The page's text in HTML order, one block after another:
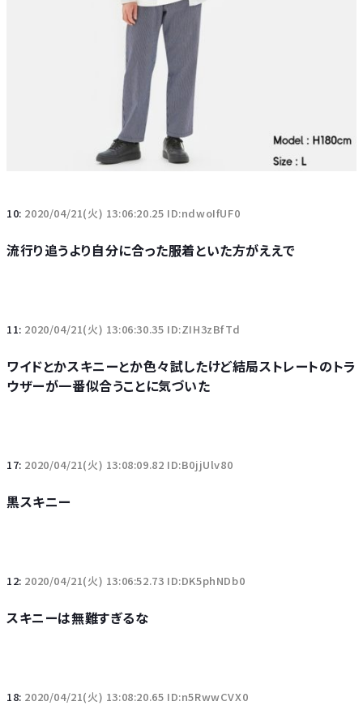
10: 2020/04/21(火) 13:06:20.25 ID:ndwoIfUF0
流行り追うより自分に合った服着といた方がええで
11: 2020/04/21(火) 13:06:30.35 ID:ZIH3zBfTd
ワイドとかスキニーとか色々試したけど結局ストレートのトラ
ウザーが一番似合うことに気づいた
17: 2020/04/21(火) 13:08:09.82 ID:B0jjUlv80
黒スキニー
12: 2020/04/21(火) 13:06:52.73 ID:DK5phNDb0
スキニーは無難すぎるな
18: 2020/04/21(火) 13:08:20.65 ID:n5RwwCVX0